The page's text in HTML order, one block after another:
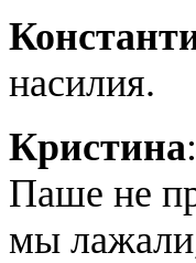
насилия.
Кристина
Паше не
мы